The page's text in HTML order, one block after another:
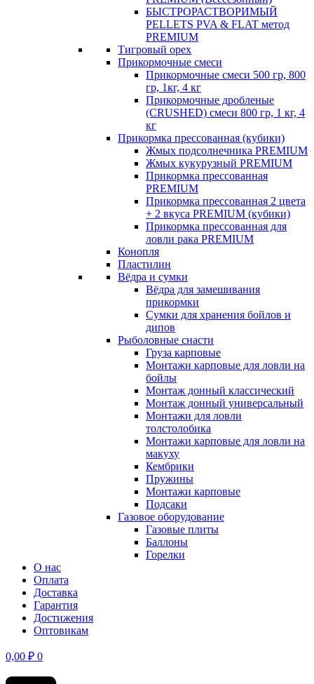
БЫСТРОРАСТВОРИМЫЙ
PELLETS PVA & FLAT метод
PREMIUM
Тигровый орех
Прикормочные смеси
Прикормочные смеси 500 гр, 800
гр, 1кг, 4 кг
Прикормочные дробленые
(CRUSHED) смеси 800 гр, 1 кг, 4
кг
Прикормка прессованная (кубики)
Жмых подсолнечника PREMIUM
Жмых кукурузный PREMIUM
Прикормка прессованная
PREMIUM
Прикормка прессованная 2 цвета
+ 2 вкуса PREMIUM (кубики)
Прикормка прессованная для
ловли рака PREMIUM
Конопля
Пластилин
Вёдра и сумки
Вёдра для замешивания
прикормки
Сумки для хранения бойлов и
дипов
Рыболовные снасти
Груза карповые
Монтажи карповые для ловли на
бойлы
Монтаж донный классический
Монтаж донный универсальный
Монтажи для ловли
толстолобика
Монтажи карповые для ловли на
макуху
Кембрики
Пружины
Монтажи карповые
Подсаки
Газовое оборудование
Газовые плиты
Баллоны
Горелки
О нас
Оплата
Доставка
Гарантия
Достижения
Оптовикам
0,00 ₽ 0